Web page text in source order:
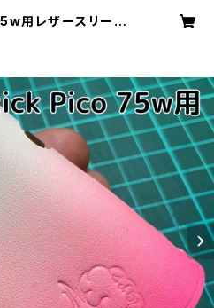
用レザースリーブ